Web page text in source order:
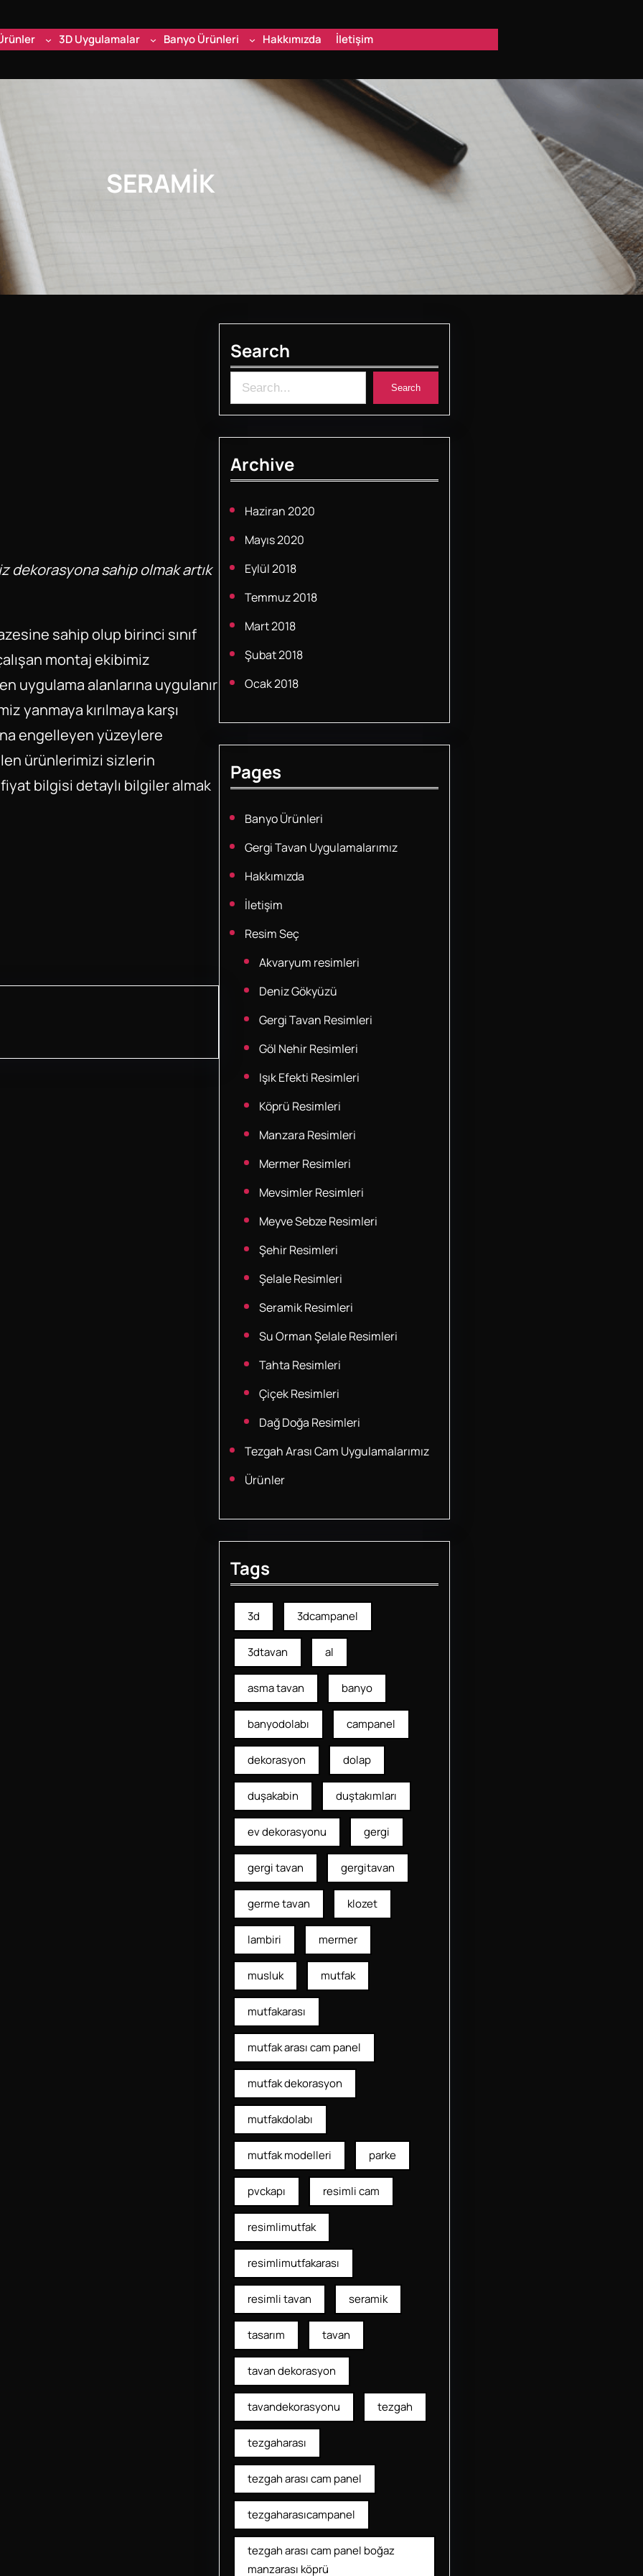
3D Uygulamalar Banyo Ürünleri Hakkımızda İletişim
SERAMIK
dekorasyona sahip olmak artık
sahip olup birinci sınıf
montaj ekibimiz
uygulama alanlarına uygulanır
yanmaya kırılmaya karşı
engelleyen yüzeylere
ürünlerimizi sizlerin
bilgisi detaylı bilgiler almak
Search
e
a
r
c
h
Search
Archive
Haziran 2020
Mayıs 2020
Eylül 2018
Temmuz 2018
Mart 2018
Şubat 2018
Ocak 2018
Pages
Banyo Ürünleri
Gergi Tavan Uygulamalarımız
Hakkımızda
İletişim
Resim Seç
Akvaryum resimleri
Deniz Gökyüzü
Gergi Tavan Resimleri
Göl Nehir Resimleri
Işık Efekti Resimleri
Köprü Resimleri
Manzara Resimleri
Mermer Resimleri
Mevsimler Resimleri
Meyve Sebze Resimleri
Şehir Resimleri
Şelale Resimleri
Seramik Resimleri
Su Orman Şelale Resimleri
Tahta Resimleri
Çiçek Resimleri
Dağ Doğa Resimleri
Tezgah Arası Cam Uygulamalarımız
Ürünler
Tags
3d 3dcampanel
3dtavan al
asma tavan banyo
banyodolabı campanel
dekorasyon dolap
duşakabin duştakımları
ev dekorasyonu gergi
gergi tavan gergitavan
germe tavan klozet
lambiri mermer
musluk mutfak
mutfakarası
mutfak arası cam panel
mutfak dekorasyon
mutfakdolabı
mutfak modelleri parke
pvckapı resimli cam
resimlimutfak
resimlimutfakarası
resimli tavan seramik
tasarım tavan
tavan dekorasyon
tavandekorasyonu tezgah
tezgaharası
tezgah arası cam panel
tezgaharasıcampanel
tezgah arası cam panel boğaz
manzarası köprü